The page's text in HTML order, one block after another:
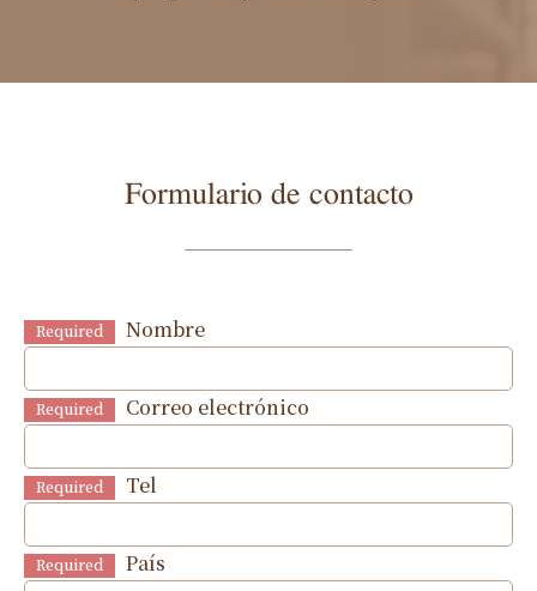
Formulario de contacto
Required Nombre
Required Correo electrónico
Required Tel
Required País